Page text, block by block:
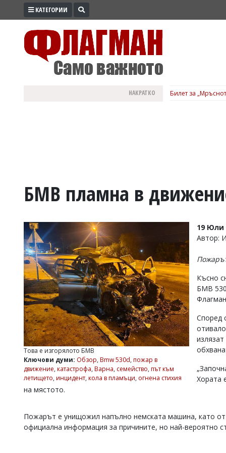
ПРОМО
ВОЙНАТА
УКРАЙНА
СПОРТ
РАЗСЛЕДВАНЕ
БИЗНЕС
Управители:
Веселин
Василев,
v.vasilev@flagman.bg
Касабова,
k.kassabova@flagman.bg
Колев,
КАТЕГОРИИ
НАКРАТКО Билет за
БМВ пламна в
Това е изгорялото БМВ
Ключови думи: Обзор, Bmw 530d, пожар в
движение, катастрофа, Варна, семейство, път към
летището, инцидент, кола в пламъци, огнена стихия
19 Юли
Автор:
Късно
БМВ
Според
Хората
на мястото.
Пожарът е унищожил напълно немската машина, като
официална информация за причините, но най-вероятно